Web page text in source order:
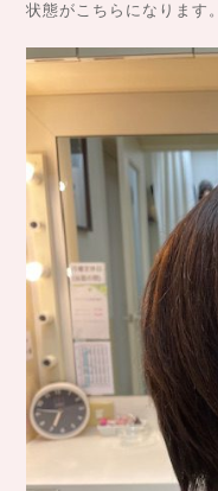
状態がこちらになります。